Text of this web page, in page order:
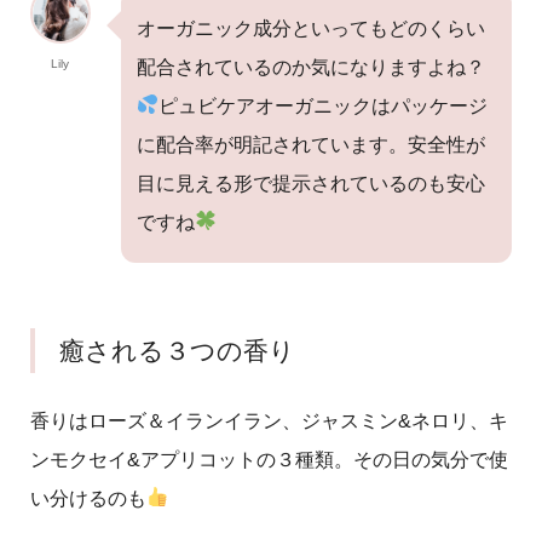
Lily
オーガニック成分といってもどのくらい
配合されているのか気になりますよね？
ピュビケアオーガニックはパッケージ
に配合率が明記されています。安全性が
目に見える形で提示されているのも安心
ですね
癒される３つの香り
香りはローズ＆イランイラン、ジャスミン&ネロリ、キ
ンモクセイ&アプリコットの３種類。その日の気分で使
い分けるのも